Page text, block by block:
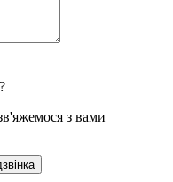
з вами